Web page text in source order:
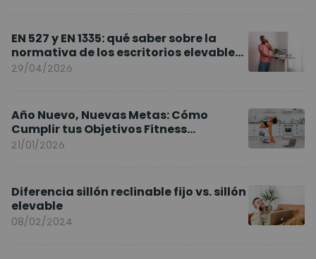
EN 527 y EN 1335: qué saber sobre la
normativa de los escritorios elevables
y sillas ergonómicas
29/04/2026
Año Nuevo, Nuevas Metas: Cómo
Cumplir tus Objetivos Fitness
Entrenando en Casa
21/01/2026
Diferencia sillón reclinable fijo vs. sillón
elevable
08/02/2024